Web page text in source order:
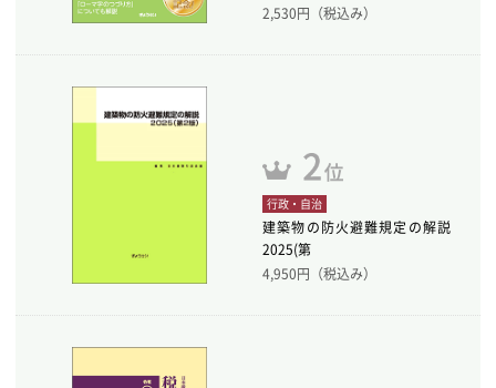
2,530円（税込み）
行政・自治
建築物の防火避難規定の解説
2025(第
4,950円（税込み）